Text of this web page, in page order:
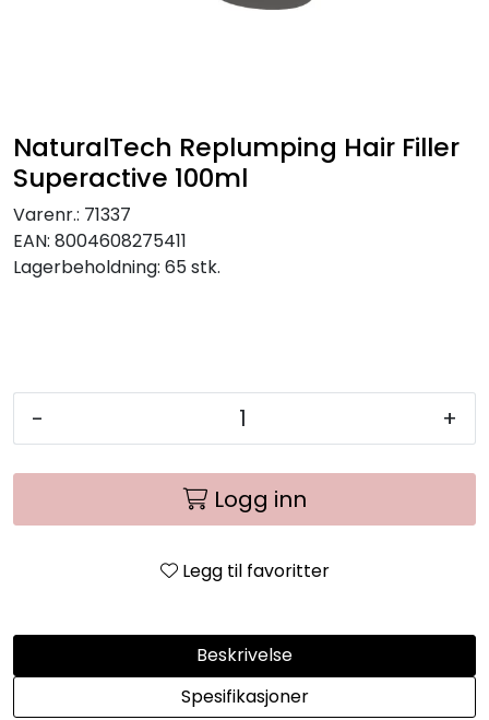
NaturalTech Replumping Hair Filler
Superactive 100ml
Varenr.: 71337
EAN: 8004608275411
Lagerbeholdning: 65 stk.
- +
Logg inn
Legg til favoritter
Beskrivelse
Spesifikasjoner